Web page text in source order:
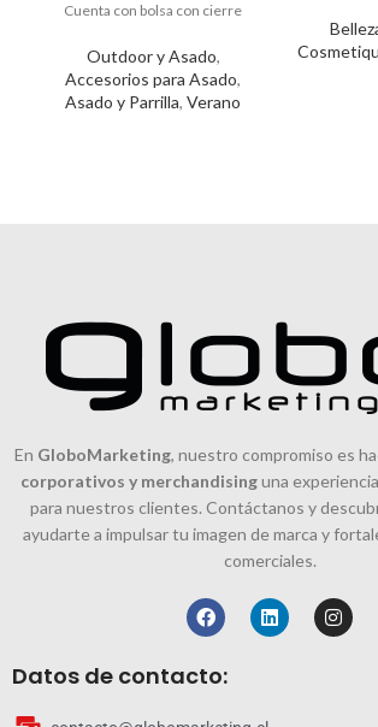
Outdoor y Asado,
Accesorios para Asado,
Asado y Parrilla, Verano
Cuenta con bolsa con cierre
En GloboMarketing, nuestro compromiso es
corporativos y merchandisinguna
para nuestros clientes. Contáctanos y
ayudarte a impulsar tu imagen de marca y
comerciales.
Datos de contacto: